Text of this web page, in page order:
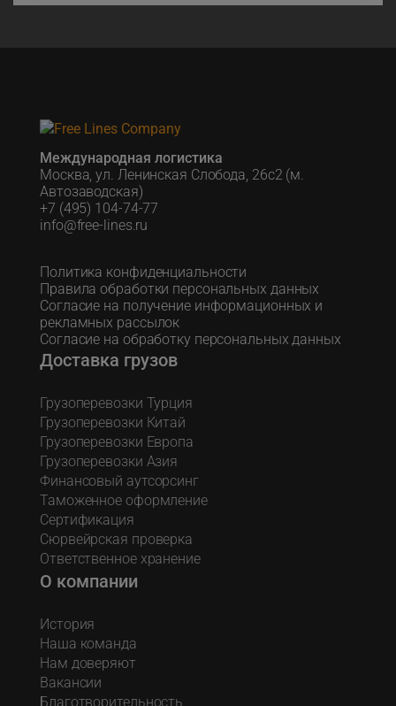
Международная логистика
Москва, ул. Ленинская Слобода, 26с2 (м.
Автозаводская)
+7 (495) 104-74-77
info@free-lines.ru
Политика конфиденциальности
Правила обработки персональных данных
Согласие на получение информационных и
рекламных рассылок
Согласие на обработку персональных данных
Доставка грузов
Грузоперевозки Турция
Грузоперевозки Китай
Грузоперевозки Европа
Грузоперевозки Азия
Финансовый аутсорсинг
Таможенное оформление
Сертификация
Сюрвейрская проверка
Ответственное хранение
О компании
История
Наша команда
Нам доверяют
Вакансии
Благотворительность